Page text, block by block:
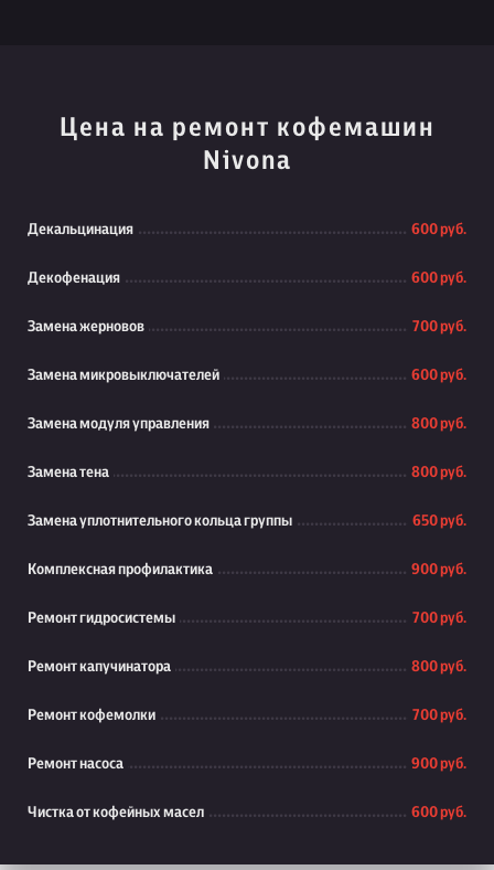
Цена на ремонт кофемашин
Nivona
Декальцинация 600 руб.
Декофенация 600 руб.
Замена жерновов 700 руб.
Замена микровыключателей 600 руб.
Замена модуля управления 800 руб.
Замена тена 800 руб.
Замена уплотнительного кольца группы 650 руб.
Комплексная профилактика 900 руб.
Ремонт гидросистемы 700 руб.
Ремонт капучинатора 800 руб.
Ремонт кофемолки 700 руб.
Ремонт насоса 900 руб.
Чистка от кофейных масел 600 руб.